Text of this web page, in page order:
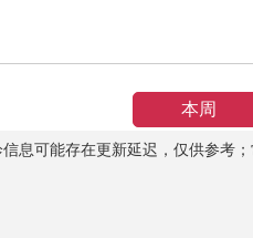
本周
息可能存在更新延迟，仅供参考